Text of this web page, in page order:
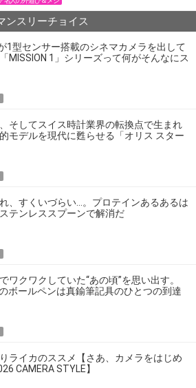
ンスリーチョイス
1型センサー搭載のシネマカメラを出して
MISSION 1」シリーズって何がそんなにス
そしてスイス時計業界の転換点で生まれ
モデルを現代に甦らせる「オリス スター
、すくいづらい…。プロテインあるあるは
テンレススプーンで解消だ
ワクワクしていた“あの頃”を思い出す。
ボールペンは真鍮筆記具のひとつの到達
ライカのススメ【さあ、カメラをはじめ
CAMERA STYLE】